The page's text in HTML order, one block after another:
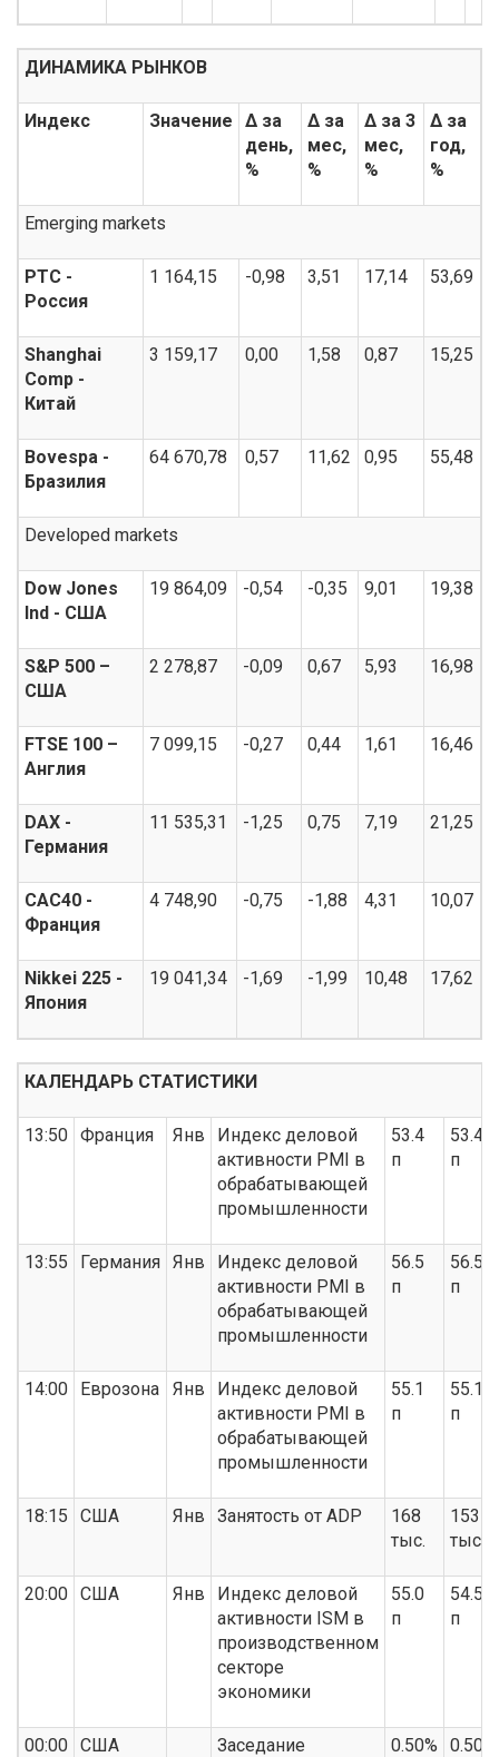
ДИНАМИКА РЫНКОВ
Индекс Значение
Δ за
день,
%
Δ за
мес,
%
Δ за 3
мес,
%
Δ за
год,
%
Emerging markets
РТС -
Россия
1 164,15 -0,98 3,51 17,14 53,69
Shanghai
Comp -
Китай
3 159,17 0,00 1,58 0,87 15,25
Bovespa -
Бразилия
64 670,78 0,57 11,62 0,95 55,48
Developed markets
Dow Jones
Ind - США
19 864,09 -0,54 -0,35 9,01 19,38
S&P 500 –
США
2 278,87 -0,09 0,67 5,93 16,98
FTSE 100 –
Англия
7 099,15 -0,27 0,44 1,61 16,46
DAX -
Германия
11 535,31 -1,25 0,75 7,19 21,25
CAC40 -
Франция
4 748,90 -0,75 -1,88 4,31 10,07
Nikkei 225 -
Япония
19 041,34 -1,69 -1,99 10,48 17,62
КАЛЕНДАРЬ СТАТИСТИКИ
13:50 Франция Янв
Индекс деловой
активности PMI в
обрабатывающей
промышленности
53.4
п
53.4
п
13:55 Германия Янв
Индекс деловой
активности PMI в
обрабатывающей
промышленности
56.5
п
56.5
п
14:00 Еврозона Янв
Индекс деловой
активности PMI в
обрабатывающей
промышленности
55.1
п
55.1
п
18:15 США Янв Занятость от ADP
168
тыс.
153
тыс.
20:00 США Янв
Индекс деловой
активности ISM в
производственном
секторе
экономики
55.0
п
54.5
п
00:00 США
Заседание
0.50% 0.50%